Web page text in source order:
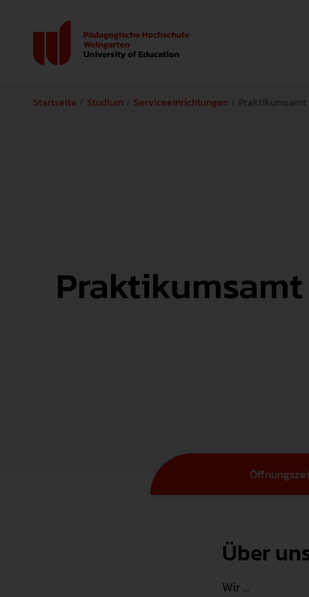
Startseite Studium Serviceeinrichtungen Praktikumsamt
Praktikumsamt
Über
Wir ...